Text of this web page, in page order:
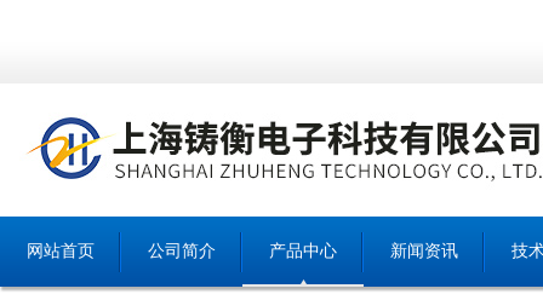
网站首页 公司简介 产品中心 新闻资讯 技